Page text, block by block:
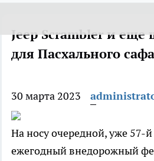
Jeep Scrambler и
для Пасхального
30 марта 2023
На носу очередной, уже 57-й
ежегодный внедорожный